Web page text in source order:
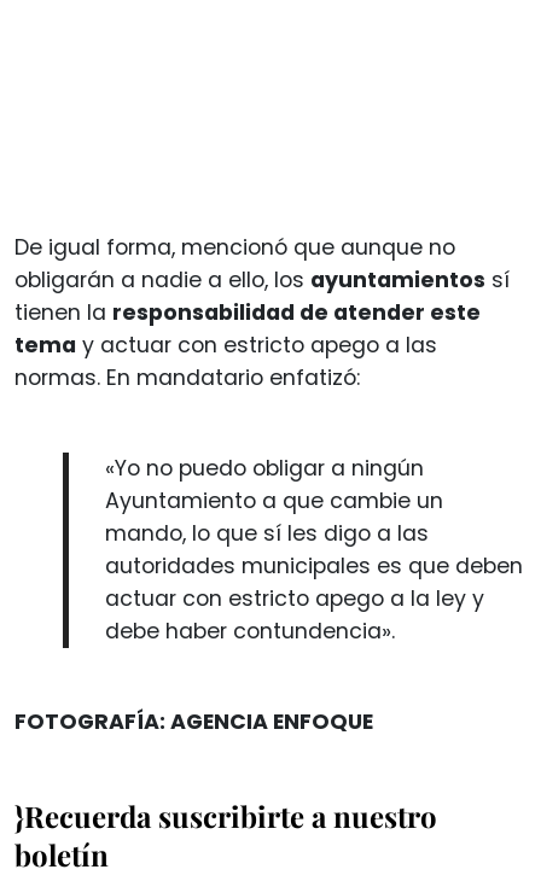
De igual forma, mencionó que aunque no
obligarán a nadie a ello, los ayuntamientos sí
tienen la responsabilidad de atender este
tema y actuar con estricto apego a las
normas. En mandatario enfatizó:
«Yo no puedo obligar a ningún
Ayuntamiento a que cambie un
mando, lo que sí les digo a las
autoridades municipales es que deben
actuar con estricto apego a la ley y
debe haber contundencia».
FOTOGRAFÍA: AGENCIA ENFOQUE
}Recuerda suscribirte a nuestro
boletín